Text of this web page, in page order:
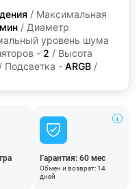
/ Максимальная
/ Диаметр
уровень шума
- 2 / Высота
/ Подсветка - ARGB /
Гарантия: 60 мес
Обмен и возврат: 14
дней